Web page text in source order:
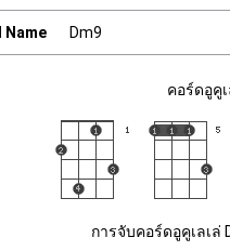
Name Dm9
คอร์ดอูคู
การจับคอร์ดอูคูเลเล่